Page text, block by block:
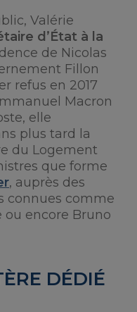
Valérie
d’État à la
de Nicolas
Fillon
refus en 2017
Macron
elle
plus tard la
du Logement
que forme
, auprès des
connues comme
ou encore Bruno
DÉDIÉ